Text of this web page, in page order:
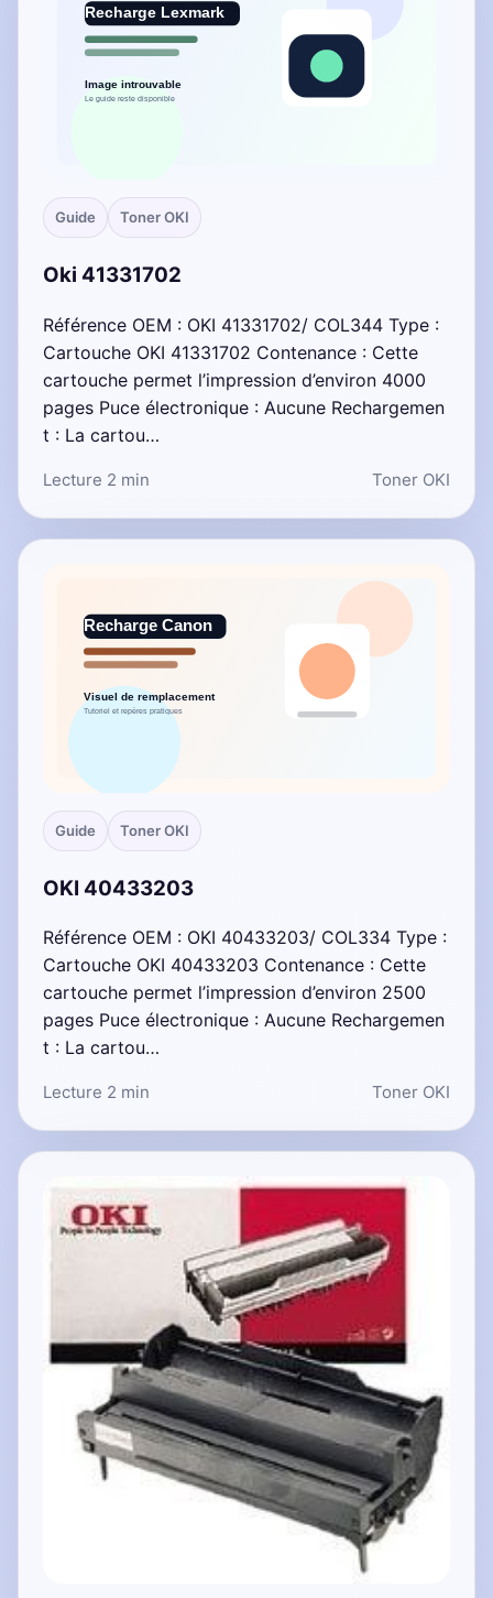
Guide Toner OKI
Oki 41331702
Référence OEM : OKI 41331702/ COL344 Type :
Cartouche OKI 41331702 Contenance : Cette
cartouche permet l’impression d’environ 4000
pages Puce électronique : Aucune Rechargemen
t : La cartou…
Lecture 2 min Toner OKI
Guide Toner OKI
OKI 40433203
Référence OEM : OKI 40433203/ COL334 Type :
Cartouche OKI 40433203 Contenance : Cette
cartouche permet l’impression d’environ 2500
pages Puce électronique : Aucune Rechargemen
t : La cartou…
Lecture 2 min Toner OKI